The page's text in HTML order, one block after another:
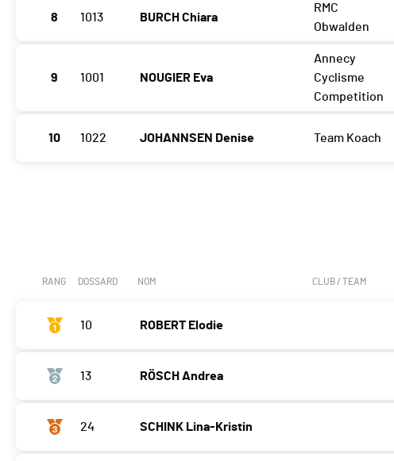
8 1013 BURCH Chiara
RMC
Obwalden
9 1001 NOUGIER Eva
Annecy
Cyclisme
Competition
10 1022 JOHANNSEN Denise Team Koach
RANG DOSSARD NOM CLUB / TEAM
10 ROBERT Elodie
13 RÖSCH Andrea
24 SCHINK Lina-Kristin